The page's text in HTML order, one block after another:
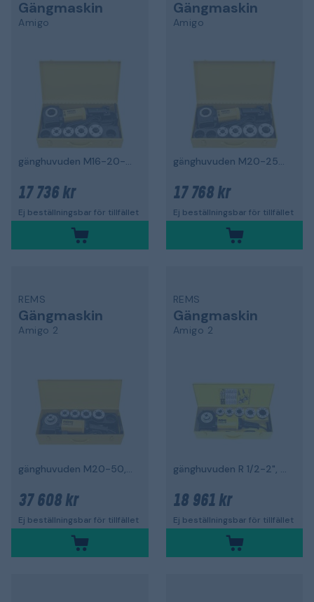
Gängmaskin
Amigo
gänghuvuden M16-20-25-32, 1200 W
17 736 kr
Ej beställningsbar för tillfället
Gängmaskin
Amigo
gänghuvuden M20-25-32-40, 1200 W
17 768 kr
Ej beställningsbar för tillfället
REMS
Gängmaskin
Amigo 2
gänghuvuden M20-50, 1700 W
37 608 kr
Ej beställningsbar för tillfället
REMS
Gängmaskin
Amigo 2
gänghuvuden R 1/2-2", 1700 W
18 961 kr
Ej beställningsbar för tillfället